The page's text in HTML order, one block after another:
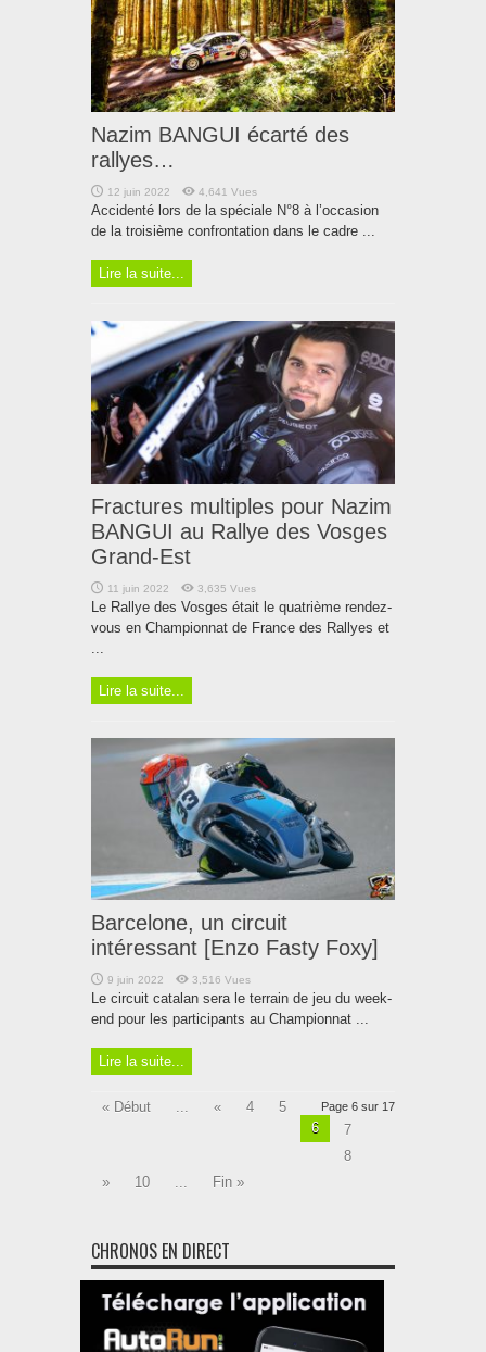
Nazim BANGUI écarté des
rallyes…
12 juin 2022 4,641 Vues
Accidenté lors de la spéciale N°8 à l’occasion
de la troisième confrontation dans le cadre ...
Lire la suite...
Fractures multiples pour Nazim
BANGUI au Rallye des Vosges
Grand-Est
11 juin 2022 3,635 Vues
Le Rallye des Vosges était le quatrième rendez-
vous en Championnat de France des Rallyes et
Lire la suite...
Barcelone, un circuit
intéressant [Enzo Fasty Foxy]
9 juin 2022 3,516 Vues
Le circuit catalan sera le terrain de jeu du week-
end pour les participants au Championnat ...
Lire la suite...
Page 6 sur 17
« Début ... « 4
5
6
7
8
»
10 ... Fin »
CHRONOS EN DIRECT